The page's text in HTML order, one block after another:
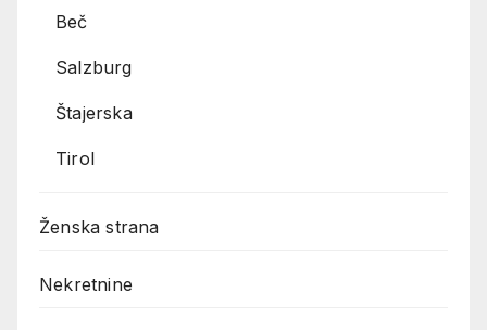
Beč
Salzburg
Štajerska
Tirol
Ženska strana
Nekretnine